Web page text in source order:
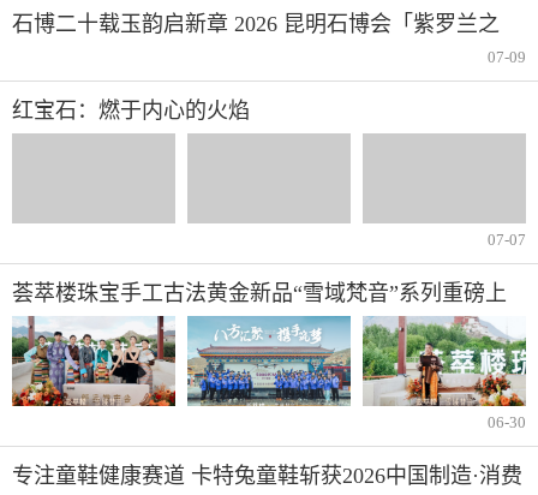
石博二十载玉韵启新章 2026 昆明石博会「紫罗兰之
07-09
红宝石：燃于内心的火焰
07-07
荟萃楼珠宝手工古法黄金新品“雪域梵音”系列重磅上
市
06-30
专注童鞋健康赛道 卡特兔童鞋斩获2026中国制造·消费